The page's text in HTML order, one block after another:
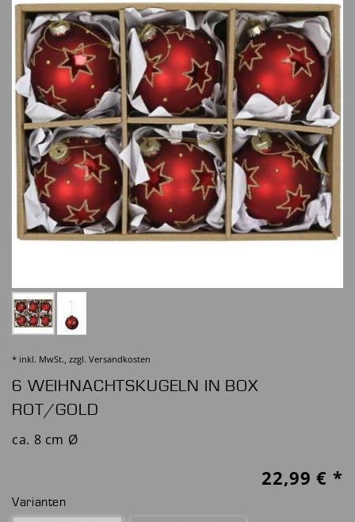
* inkl. MwSt., zzgl. Versandkosten
6 WEIHNACHTSKUGELN IN BOX
ROT/GOLD
ca. 8 cm Ø
22,99 € *
Varianten